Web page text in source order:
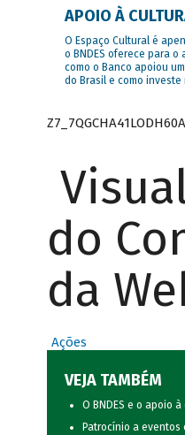
APOIO À
O Espaço Cultural é
o BNDES oferece para
como o Banco apoiou
do Brasil e como
do
da
Ações
VEJA TAMBÉM
O BNDES e o apoio
Patrocínio a eventos